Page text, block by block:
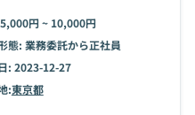
円 ~ 10,000円
態: 業務委託から正社員
: 2023-12-27
:東京都